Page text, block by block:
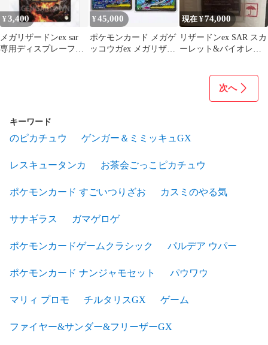
¥3,400
メガリザードンex sar
専用ディスプレーフレ
¥45,000
ポケモンカード メガゲ
ッコウガex メガリザー
現在 ¥74,000
リザードンex SAR スカ
ーレット&バイオレッ
次へ
キーワード
のピカチュウ ゲンガー＆ミミッキュGX
レスキュータンカ お茶会ごっこピカチュウ
ポケモンカード すごいつりざお カスミのやる気
サナギラス ガマゲロゲ
ポケモンカードゲームクラシック パルデア ウパー
ポケモンカード ナンジャモセット パウワウ
マリィ プロモ チルタリスGX ゲーム
ファイヤー&サンダー&フリーザーGX